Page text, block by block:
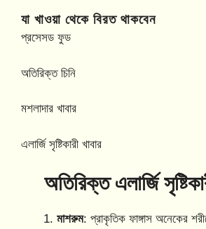
যা খাওয়া থেকে বিরত থাকবেন
প্রসেসড ফুড
অতিরিক্ত চিনি
মশলাদার খাবার
এলার্জি সৃষ্টিকারী খাবার
অতিরিক্ত এলার্জি
মাশরুম: প্রাকৃতিক ফাঙ্গাস অনেকের